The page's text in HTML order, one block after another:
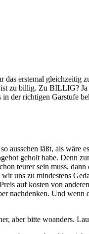
das erstemal
zu billig. Zu BILLIG?
der richtigen
aussehen läßt, als
geholt habe. Denn
teurer sein muss,
uns zu mindestens
auf kosten von
nachdenken. Und
aber bitte woanders.